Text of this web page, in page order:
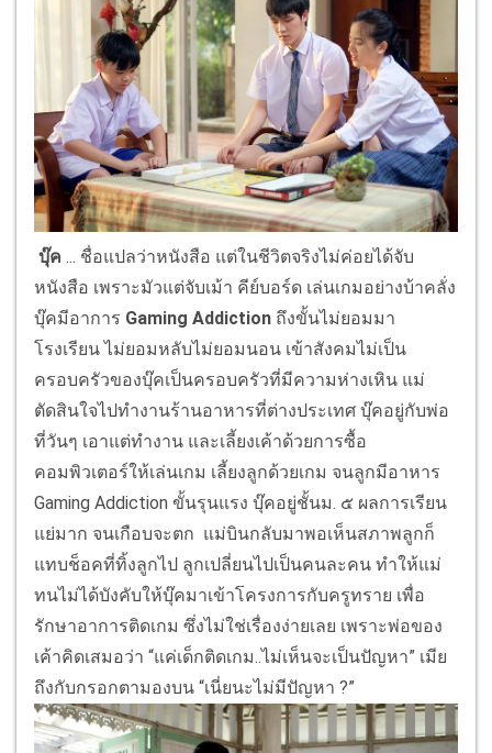
บุ๊ค ... ชื่อแปลว่าหนังสือ แต่ในชีวิตจริงไม่ค่อยได้จับ
หนังสือ เพราะมัวแต่จับเม้า คีย์บอร์ด เล่นเกมอย่างบ้าคลั่ง
บุ๊คมีอาการ Gaming Addiction ถึงขั้นไม่ยอมมา
โรงเรียน ไม่ยอมหลับไม่ยอมนอน เข้าสังคมไม่เป็น
ครอบครัวของบุ๊คเป็นครอบครัวที่มีความห่างเหิน แม่
ตัดสินใจไปทำงานร้านอาหารที่ต่างประเทศ บุ๊คอยู่กับพ่อ
ที่วันๆ เอาแต่ทำงาน และเลี้ยงเค้าด้วยการซื้อ
คอมพิวเตอร์ให้เล่นเกม เลี้ยงลูกด้วยเกม จนลูกมีอาหาร
Gaming Addiction ขั้นรุนแรง บุ๊คอยู่ชั้นม. ๕ ผลการเรียน
แย่มาก จนเกือบจะตก แม่บินกลับมาพอเห็นสภาพลูกก็
แทบช็อคที่ทิ้งลูกไป ลูกเปลี่ยนไปเป็นคนละคน ทำให้แม่
ทนไม่ได้บังคับให้บุ๊คมาเข้าโครงการกับครูทราย เพื่อ
รักษาอาการติดเกม ซึ่งไม่ใช่เรื่องง่ายเลย เพราะพ่อของ
เค้าคิดเสมอว่า “แค่เด็กติดเกม..ไม่เห็นจะเป็นปัญหา” เมีย
ถึงกับกรอกตามองบน “เนี่ยนะไม่มีปัญหา ?”